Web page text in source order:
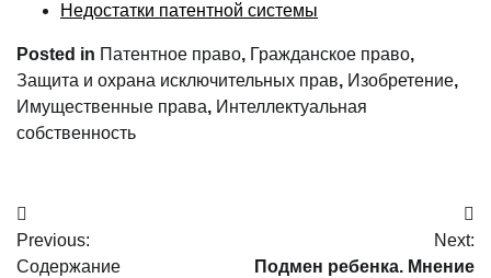
Недостатки патентной системы
Posted in Патентное право, Гражданское право,
Защита и охрана исключительных прав, Изобретение,
Имущественные права, Интеллектуальная
собственность
Post
navigation
Previous:
Содержание
Next:
Подмен ребенка. Мнение